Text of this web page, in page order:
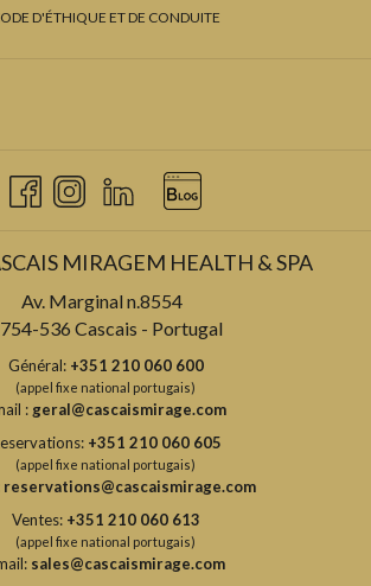
D'ÉTHIQUE ET DE CONDUITE
MIRAGEM HEALTH & SPA
Av. Marginal n.8554
536 Cascais - Portugal
Général: +351 210 060 600
(appel fixe national portugais)
:geral@cascaismirage.com
+351 210 060 605
(appel fixe national portugais)
reservations@cascaismirage.com
Ventes: +351 210 060 613
(appel fixe national portugais)
sales@cascaismirage.com